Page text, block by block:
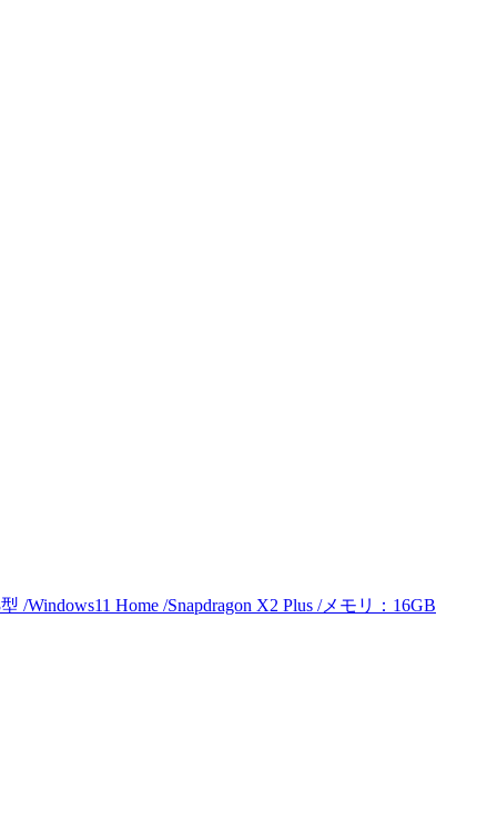
/Windows11 Home /Snapdragon X2 Plus /メモリ：16GB